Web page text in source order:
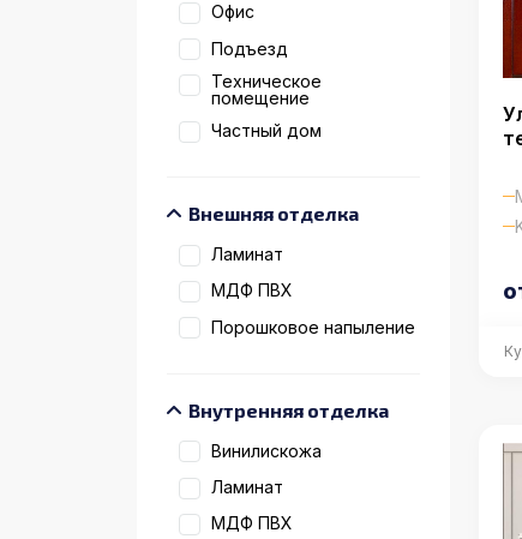
Офис
Подъезд
Техническое
помещение
Частный дом
Внешняя отделка
Ламинат
МДФ ПВХ
Порошковое напыление
Внутренняя отделка
Винилискожа
Ламинат
МДФ ПВХ